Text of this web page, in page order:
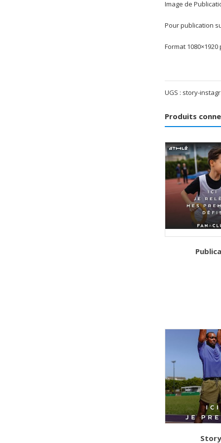
Image de
Pour publication
Format 1080×1920
UGS : story-
Produits